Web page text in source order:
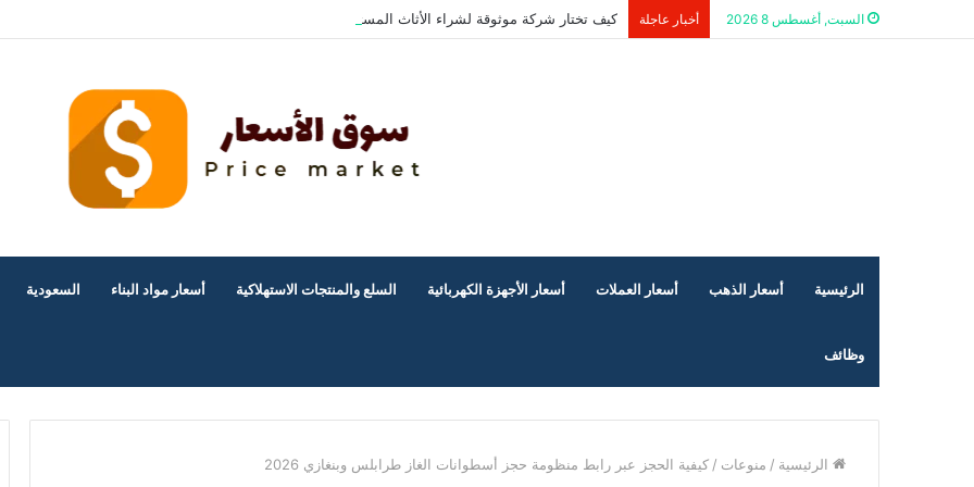
السبت, أغسطس 8 2026 أخبار عاجلة كيف تختار شركة موثوقة لشراء الأثاث المستعمل بالرياض؟
الرئيسية أسعار الذهب أسعار العملات أسعار الأجهزة الكهربائية السلع والمنتجات الاستهلاكية أسعار مواد البناء السعودية
وظائف
الرئيسية / منوعات / كيفية الحجز عبر رابط منظومة حجز أسطوانات الغاز طرابلس وبنغازي 2026